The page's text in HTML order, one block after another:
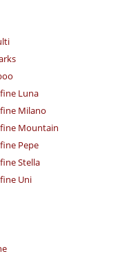
Luna
Milano
Mountain
Pepe
Stella
Uni